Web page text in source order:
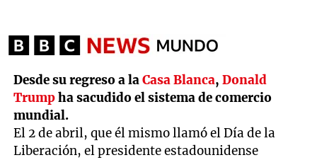
Desde su regreso a laCasa Blanca,Donald
Trumpha sacudido el sistema de comercio
mundial.
El 2 de abril, que él mismo llamó el Día de la
Liberación, el presidente estadounidense